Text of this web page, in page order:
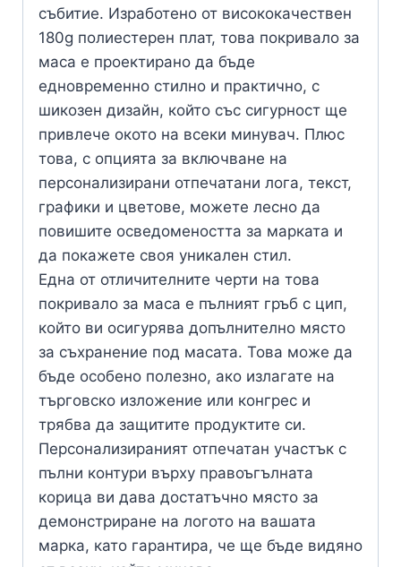
събитие. Изработено от висококачествен
180g полиестерен плат, това покривало за
маса е проектирано да бъде
едновременно стилно и практично, с
шикозен дизайн, който със сигурност ще
привлече окото на всеки минувач. Плюс
това, с опцията за включване на
персонализирани отпечатани лога, текст,
графики и цветове, можете лесно да
повишите осведомеността за марката и
да покажете своя уникален стил.
Една от отличителните черти на това
покривало за маса е пълният гръб с цип,
който ви осигурява допълнително място
за съхранение под масата. Това може да
бъде особено полезно, ако излагате на
търговско изложение или конгрес и
трябва да защитите продуктите си.
Персонализираният отпечатан участък с
пълни контури върху правоъгълната
корица ви дава достатъчно място за
демонстриране на логото на вашата
марка, като гарантира, че ще бъде видяно